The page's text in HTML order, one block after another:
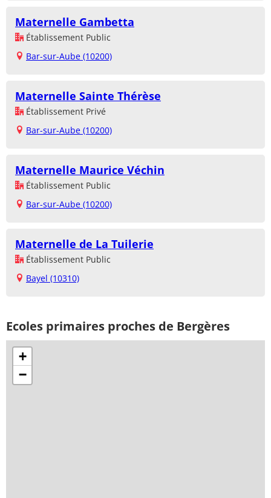
Maternelle Gambetta
Établissement Public
Bar-sur-Aube (10200)
Maternelle Sainte Thérèse
Établissement Privé
Bar-sur-Aube (10200)
Maternelle Maurice Véchin
Établissement Public
Bar-sur-Aube (10200)
Maternelle de La Tuilerie
Établissement Public
Bayel (10310)
Ecoles primaires proches de Bergères
+
−